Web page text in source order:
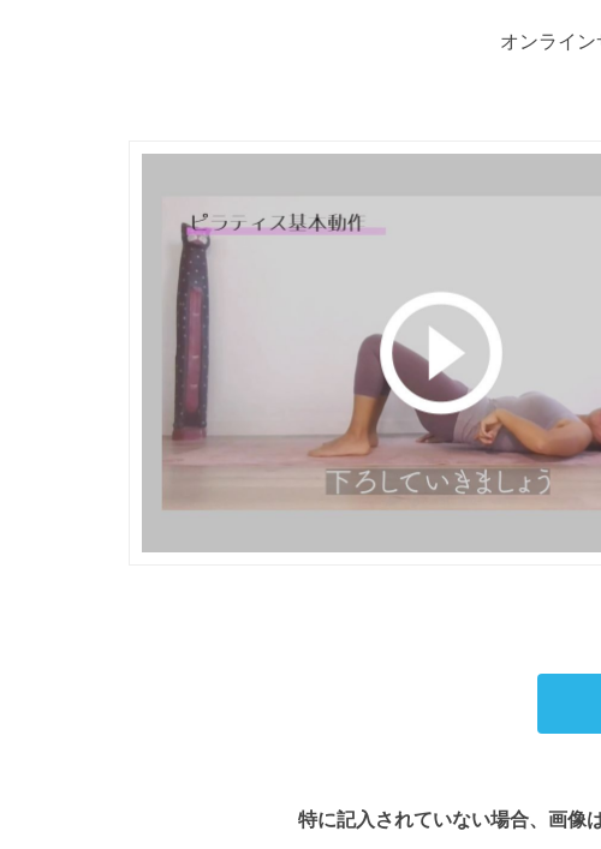
オンライン
特に記入されていない場合、画像